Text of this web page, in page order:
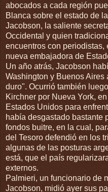
abocados a cada región
Blanca sobre el estado de
Jacobson, la saliente
Occidental y quien
encuentros con periodistas,
nueva embajadora de
Un año atrás, Jacobson
Washington y Buenos
duro". Ocurrió también
Kirchner por Nueva York,
Estados Unidos para
había desgastado bastante
fondos buitre, en la cual,
del Tesoro defendió en los
algunas de las posturas
está, que el país
externos.
Palmieri, un funcionario de
Jacobson, midió ayer sus